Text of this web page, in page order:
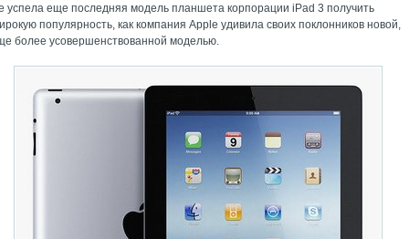
успела еще последняя модель планшета корпорации iPad 3 получить
популярность, как компания Apple удивила своих поклонников новой,
более усовершенствованной моделью.